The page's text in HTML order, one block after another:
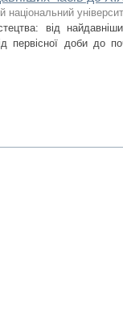
від
первісної доби до